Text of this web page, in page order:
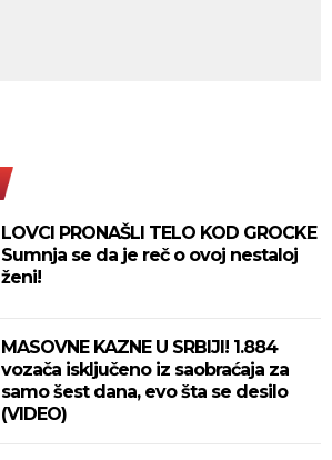
LOVCI PRONAŠLI TELO KOD GROCKE
Sumnja se da je reč o ovoj nestaloj
ženi!
MASOVNE KAZNE U SRBIJI! 1.884
vozača isključeno iz saobraćaja za
samo šest dana, evo šta se desilo
(VIDEO)